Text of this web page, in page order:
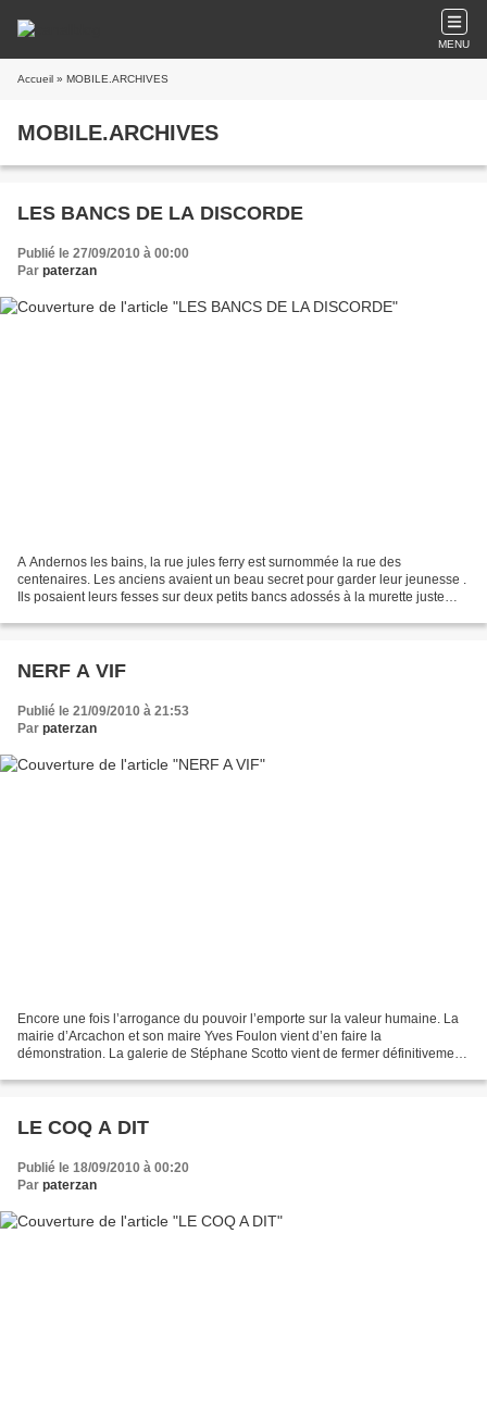
MENU
Accueil » MOBILE.ARCHIVES
MOBILE.ARCHIVES
LES BANCS DE LA DISCORDE
Publié le 27/09/2010 à 00:00
Par paterzan
A Andernos les bains, la rue jules ferry est surnommée la rue des
centenaires. Les anciens avaient un beau secret pour garder leur jeunesse .
Ils posaient leurs fesses sur deux petits bancs adossés à la murette juste
NERF A VIF
Publié le 21/09/2010 à 21:53
Par paterzan
Encore une fois l’arrogance du pouvoir l’emporte sur la valeur humaine. La
mairie d’Arcachon et son maire Yves Foulon vient d’en faire la
démonstration. La galerie de Stéphane Scotto vient de fermer définitivement
LE COQ A DIT
Publié le 18/09/2010 à 00:20
Par paterzan